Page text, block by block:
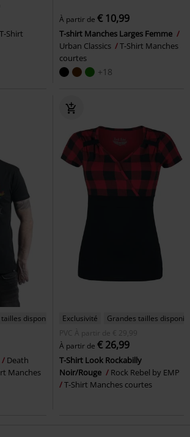
T-Shirt
À partir de € 10,99
T-shirt Manches Larges Femme
Urban Classics
T-Shirt Manches
courtes
+18
disponibles
Death
Manches
Exclusivité
Grandes tailles
PVC
À partir de € 29,99
À partir de € 26,99
T-Shirt Look Rockabilly
Noir/Rouge
Rock Rebel by EMP
T-Shirt Manches courtes